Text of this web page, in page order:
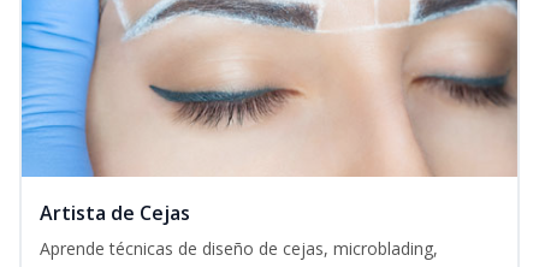
Artista de Cejas
Aprende técnicas de diseño de cejas, microblading,